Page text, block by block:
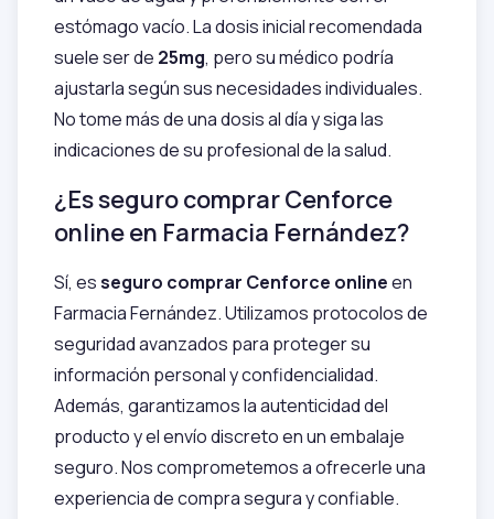
estómago vacío. La dosis inicial recomendada
suele ser de 25mg, pero su médico podría
ajustarla según sus necesidades individuales.
No tome más de una dosis al día y siga las
indicaciones de su profesional de la salud.
¿Es seguro comprar Cenforce
online en Farmacia Fernández?
Sí, esseguro comprar Cenforce onlineen
Farmacia Fernández. Utilizamos protocolos de
seguridad avanzados para proteger su
información personal y confidencialidad.
Además, garantizamos la autenticidad del
producto y el envío discreto en un embalaje
seguro. Nos comprometemos a ofrecerle una
experiencia de compra segura y confiable.